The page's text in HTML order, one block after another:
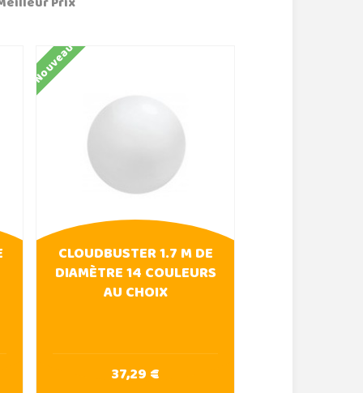
Nouveau
CLOUDBUSTER 1.7 M DE
DIAMÈTRE 14 COULEURS
AU CHOIX
37,29 €